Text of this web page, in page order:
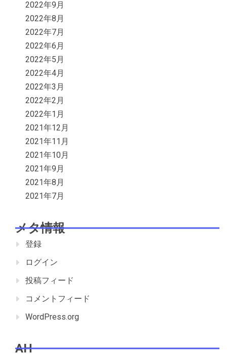
2022年9月
2022年8月
2022年7月
2022年6月
2022年5月
2022年4月
2022年3月
2022年2月
2022年1月
2021年12月
2021年11月
2021年10月
2021年9月
2021年8月
2021年7月
メタ情報
登録
ログイン
投稿フィード
コメントフィード
WordPress.org
AH